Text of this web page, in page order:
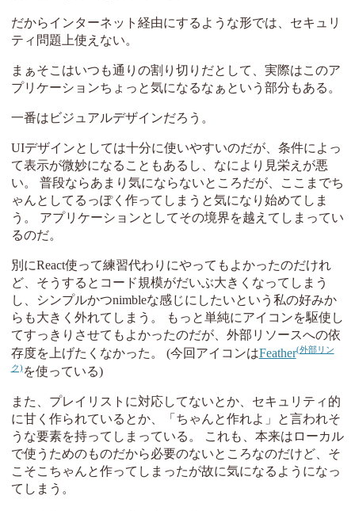
だからインターネット経由にするような形では、セキュリ
ティ問題上使えない。
まぁそこはいつも通りの割り切りだとして、実際はこのア
プリケーションちょっと気になるなぁという部分もある。
一番はビジュアルデザインだろう。
UIデザインとしては十分に使いやすいのだが、条件によっ
て表示が微妙になることもあるし、なにより見栄えが悪
い。 普段ならあまり気にならないところだが、ここまでち
ゃんとしてるっぽく作ってしまうと気になり始めてしま
う。 アプリケーションとしてその境界を越えてしまってい
るのだ。
別にReact使って練習代わりにやってもよかったのだけれ
ど、そうするとコード規模がだいぶ大きくなってしまう
し、シンプルかつnimbleな感じにしたいという私の好みか
らも大きく外れてしまう。 もっと単純にアイコンを駆使し
てすっきりさせてもよかったのだが、外部リソースへの依
存度を上げたくなかった。 (今回アイコンはFeather
を使っている)
また、プレイリストに対応してないとか、セキュリティ的
に甘く作られているとか、「ちゃんと作れよ」と言われそ
うな要素を持ってしまっている。 これも、本来はローカル
で使うためのものだから必要のないところなのだけど、そ
こそこちゃんと作ってしまったが故に気になるようになっ
てしまう。